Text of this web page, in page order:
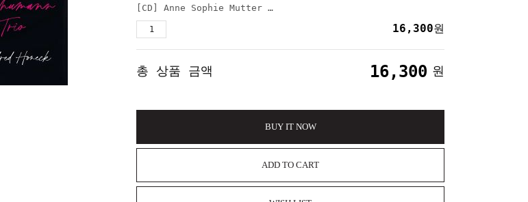
[CD] Anne Sophie Mutter & Pablo Ferrandez(안네소피무터 &파블로페란데스) - Brahms: Double Concerto & C. Schumann: Piano Trio
16,300원
총 상품 금액 16,300 원
BUY IT NOW
ADD TO CART